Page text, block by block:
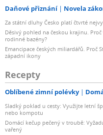
Daňové přiznání Novela
Za státní dluhy Česko platí čtvrté
Děsivý pohled na českou krajinu.
rodinné bazény?
Emancipace českých miliardářů. Proč
západní ikony
Recepty
Oblíbené zimní polévky
Sladký poklad u cesty: Využijte letní
nebo kompotu
Domácí kečup pečený v troubě:
vařený